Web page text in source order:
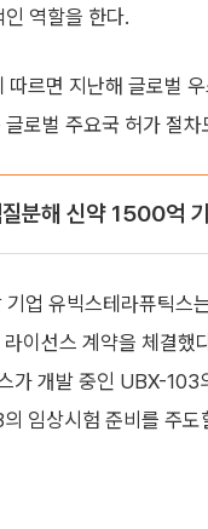
역할을 한다.
르면 지난해 글로벌
로벌 주요국 허가 절
분해 신약 1500억
업 유빅스테라퓨틱스
이선스 계약을 체결했
가 개발 중인 UBX-103
임상시험 준비를 주도